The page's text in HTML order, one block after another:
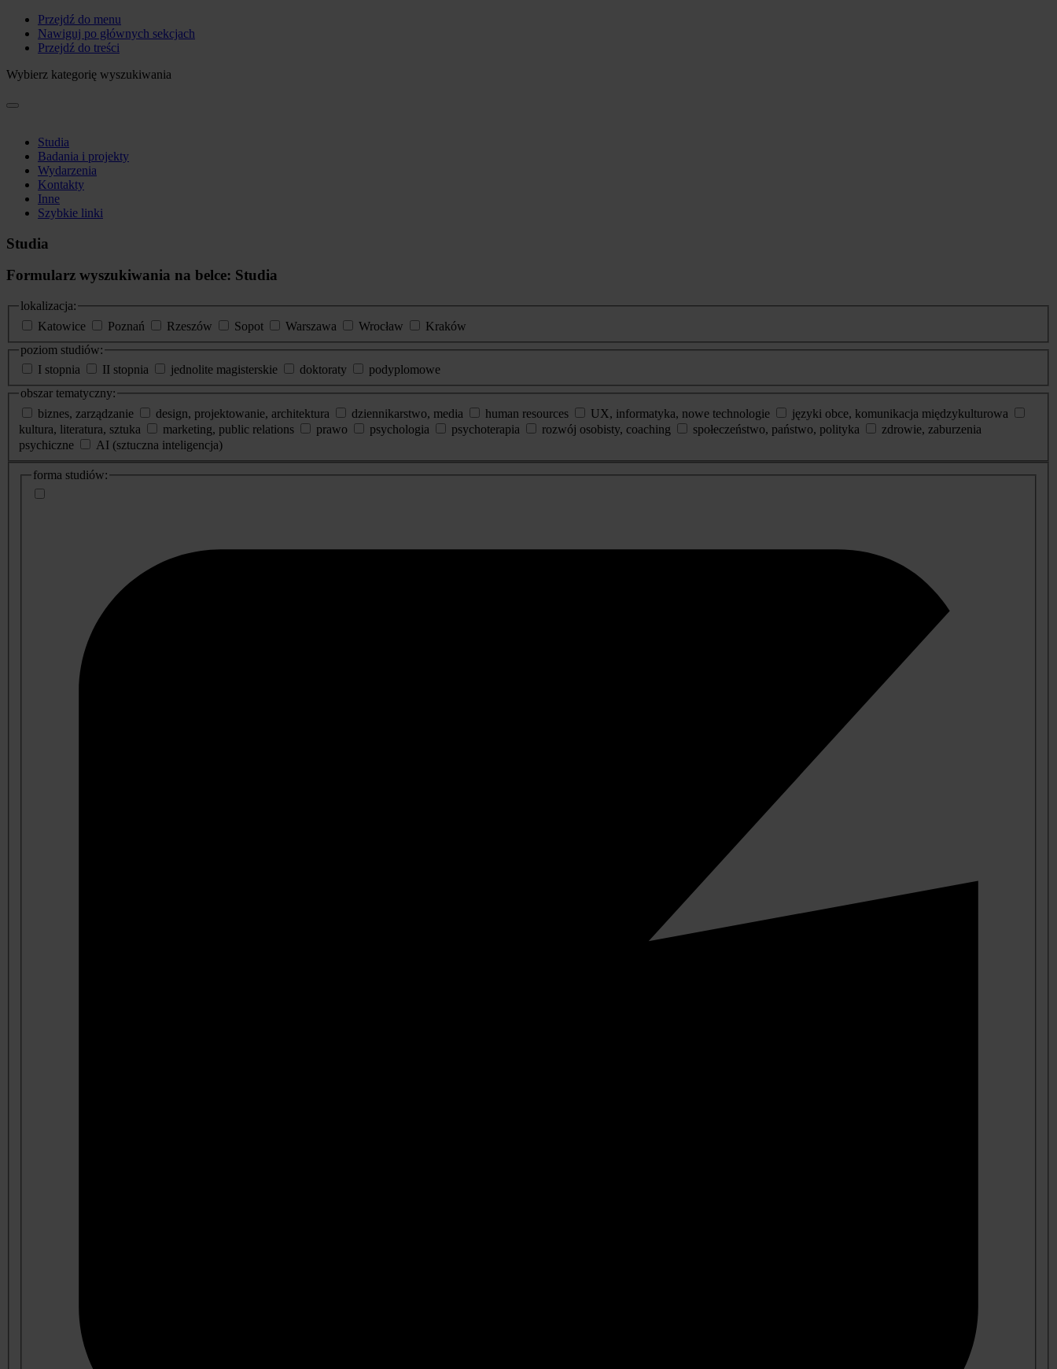
Przejdź do menu
Nawiguj po głównych sekcjach
Przejdź do treści
Wybierz kategorię wyszukiwania
Studia
Badania i projekty
Wydarzenia
Kontakty
Inne
Szybkie linki
Studia
Formularz wyszukiwania na belce: Studia
lokalizacja:
Katowice
Poznań Rzeszów Sopot Warszawa Wrocław
Kraków
poziom studiów:
I stopnia
II stopnia jednolite magisterskie doktoraty
podyplomowe
obszar tematyczny:
biznes, zarządzanie
design, projektowanie, architektura dziennikarstwo, media human resources UX, informatyka, nowe technologie
języki obce, komunikacja międzykulturowa
kultura, literatura, sztuka
marketing, public relations prawo psychologia psychoterapia rozwój osobisty, coaching społeczeństwo, państwo, polityka
zdrowie, zaburzenia
psychiczne
AI (sztuczna inteligencja)
dodatkowe
informacje
forma studiów: